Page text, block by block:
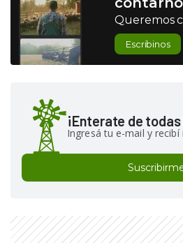
Queremos
Escribinos
¡Enterate de
Ingresá tu e-mail y